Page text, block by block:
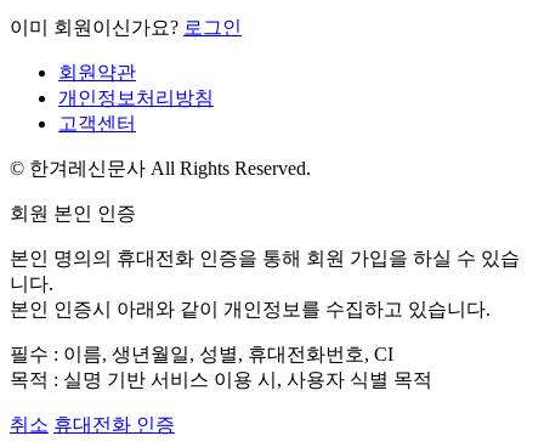
이미 회원이신가요? 로그인
회원약관
개인정보처리방침
고객센터
© 한겨레신문사 All Rights Reserved.
회원 본인 인증
본인 명의의 휴대전화 인증을 통해 회원 가입을 하실 수 있습
니다.
본인 인증시 아래와 같이 개인정보를 수집하고 있습니다.
필수 : 이름, 생년월일, 성별, 휴대전화번호, CI
목적 : 실명 기반 서비스 이용 시, 사용자 식별 목적
취소 휴대전화 인증